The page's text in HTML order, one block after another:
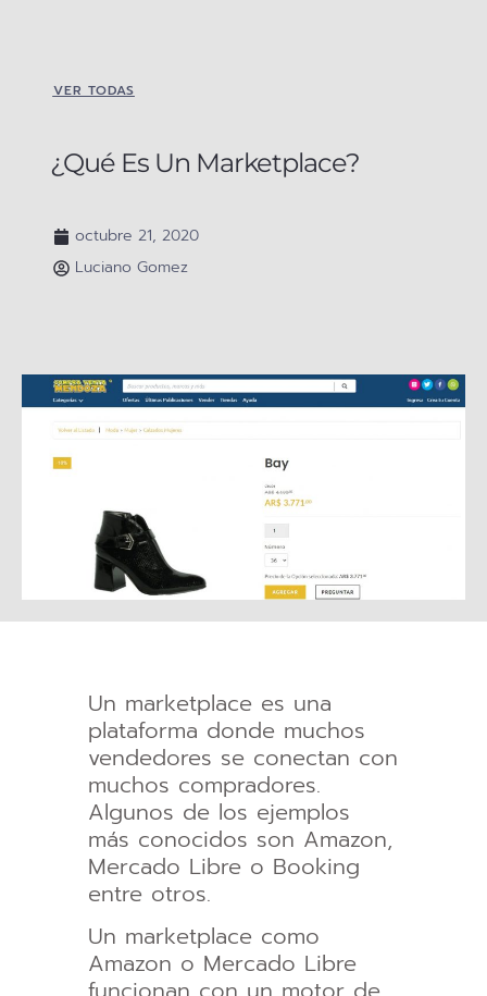
VER TODAS
¿Qué Es Un Marketplace?
octubre 21, 2020
Luciano Gomez
Un marketplace es una
plataforma donde muchos
vendedores se conectan con
muchos compradores.
Algunos de los ejemplos
más conocidos son Amazon,
Mercado Libre o Booking
entre otros.
Un marketplace como
Amazon o Mercado Libre